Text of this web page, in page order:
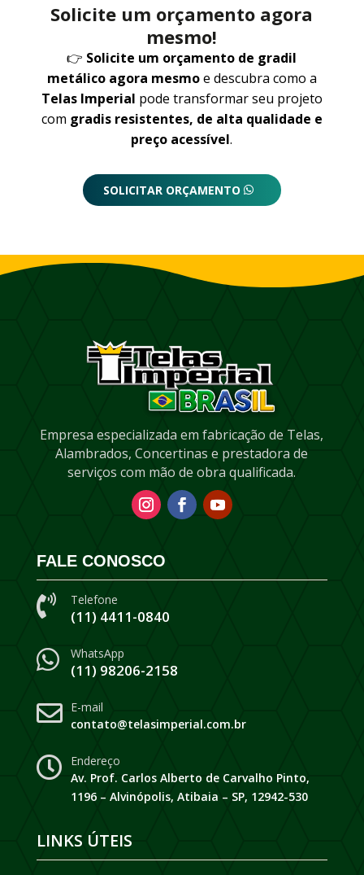
Solicite um orçamento agora
mesmo!
👉 Solicite um orçamento de gradil
metálico agora mesmoe descubra como a
Telas Imperial pode transformar seu projeto
com gradis resistentes, de alta qualidade e
preço acessível.
SOLICITAR ORÇAMENTO
Empresa especializada em fabricação de Telas,
Alambrados, Concertinas e prestadora de
serviços com mão de obra qualificada.
FALE CONOSCO
 Telefone
(11) 4411-0840
 WhatsApp
(11) 98206-2158
 E-mail
contato@telasimperial.com.br

Endereço
Av. Prof. Carlos Alberto de Carvalho Pinto,
1196 – Alvinópolis, Atibaia – SP, 12942-530
LINKS ÚTEIS